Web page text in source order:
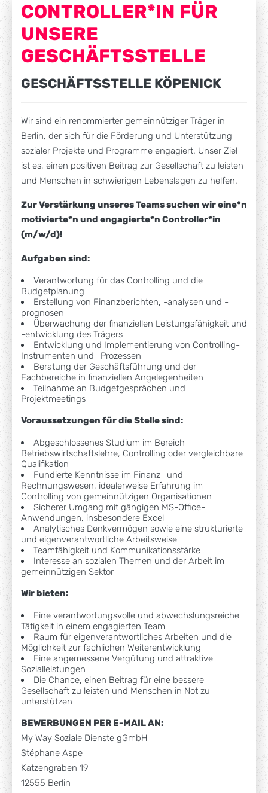
CONTROLLER*IN FÜR
UNSERE
GESCHÄFTSSTELLE
GESCHÄFTSSTELLE KÖPENICK
Wir sind ein renommierter gemeinnütziger Träger in
Berlin, der sich für die Förderung und Unterstützung
sozialer Projekte und Programme engagiert. Unser Ziel
ist es, einen positiven Beitrag zur Gesellschaft zu leisten
und Menschen in schwierigen Lebenslagen zu helfen.
Zur Verstärkung unseres Teams suchen wir eine*n
motivierte*n und engagierte*n Controller*in
(m/w/d)!
Aufgaben sind:
Verantwortung für das Controlling und die
Budgetplanung
Erstellung von Finanzberichten, -analysen und -
prognosen
Überwachung der finanziellen Leistungsfähigkeit und
-entwicklung des Trägers
Entwicklung und Implementierung von Controlling-
Instrumenten und -Prozessen
Beratung der Geschäftsführung und der
Fachbereiche in finanziellen Angelegenheiten
Teilnahme an Budgetgesprächen und
Projektmeetings
Voraussetzungen für die Stelle sind:
Abgeschlossenes Studium im Bereich
Betriebswirtschaftslehre, Controlling oder vergleichbare
Qualifikation
Fundierte Kenntnisse im Finanz- und
Rechnungswesen, idealerweise Erfahrung im
Controlling von gemeinnützigen Organisationen
Sicherer Umgang mit gängigen MS-Office-
Anwendungen, insbesondere Excel
Analytisches Denkvermögen sowie eine strukturierte
und eigenverantwortliche Arbeitsweise
Teamfähigkeit und Kommunikationsstärke
Interesse an sozialen Themen und der Arbeit im
gemeinnützigen Sektor
Wir bieten:
Eine verantwortungsvolle und abwechslungsreiche
Tätigkeit in einem engagierten Team
Raum für eigenverantwortliches Arbeiten und die
Möglichkeit zur fachlichen Weiterentwicklung
Eine angemessene Vergütung und attraktive
Sozialleistungen
Die Chance, einen Beitrag für eine bessere
Gesellschaft zu leisten und Menschen in Not zu
unterstützen
BEWERBUNGEN PER E-MAIL AN:
My Way Soziale Dienste gGmbH
Stéphane Aspe
Katzengraben 19
12555 Berlin